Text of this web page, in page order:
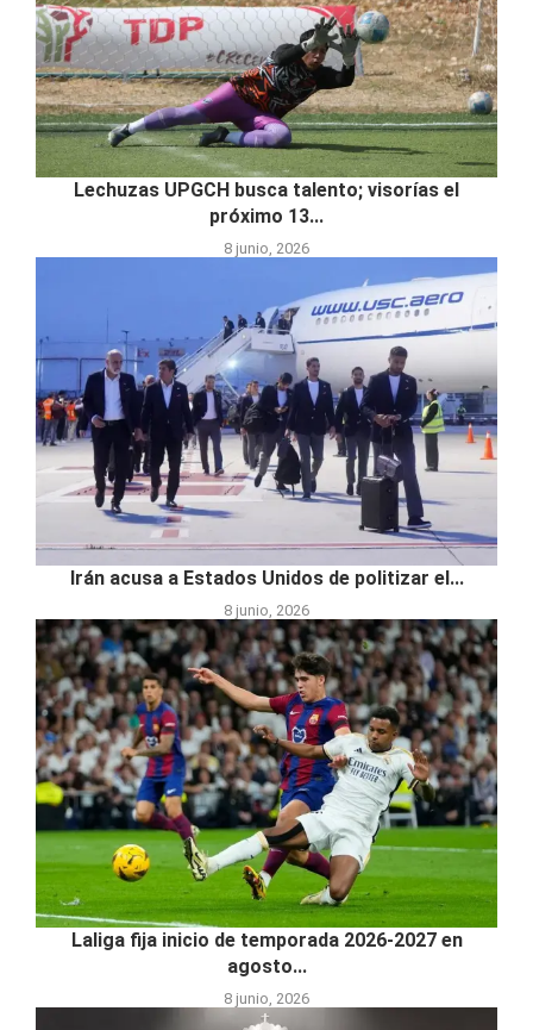
Lechuzas UPGCH busca talento; visorías el
próximo 13...
8 junio, 2026
Irán acusa a Estados Unidos de politizar el...
8 junio, 2026
Laliga fija inicio de temporada 2026-2027 en
agosto...
8 junio, 2026